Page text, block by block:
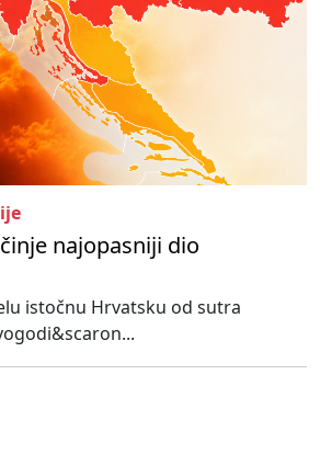
najopasniji dio
istočnu Hrvatsku od sutra